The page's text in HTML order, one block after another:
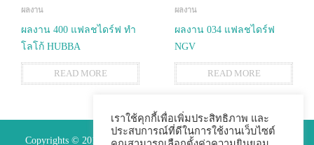
ผลงาน
ผลงาน 400 แฟลชไดร์ฟ ทำ
โลโก้ HUBBA
READ MORE
ผลงาน
ผลงาน 034 แฟลชไดร์ฟ
NGV
READ MORE
Copyrights © 2015 Premium Perfect Co.,ltd. All Rights Reserved.
เราใช้คุกกี้เพื่อเพิ่มประสิทธิภาพ และ
ประสบการณ์ที่ดีในการใช้งานเว็บไซต์